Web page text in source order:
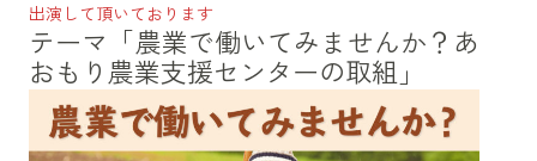
出演して頂いております
テーマ「農業で働いてみませんか？あ
おもり農業支援センターの取組」